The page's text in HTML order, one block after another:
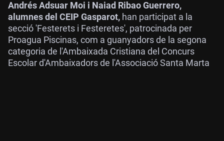
Andrés Adsuar Moi i Naiad Ribao Guerrero,
alumnes del CEIP Gasparot, han participat a la
secció 'Festerets i Festeretes', patrocinada per
Proagua Piscinas, com a guanyadors de la segona
categoria de l'Ambaixada Cristiana del Concurs
Escolar d'Ambaixadors de l'Associació Santa Marta